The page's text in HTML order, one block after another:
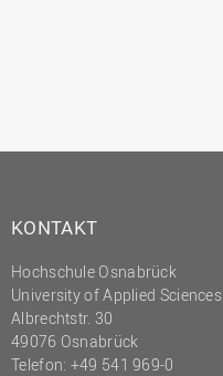
KONTAKT
Hochschule Osnabrück
University of Applied Sciences
Albrechtstr. 30
49076 Osnabrück
Telefon: +49 541 969-0